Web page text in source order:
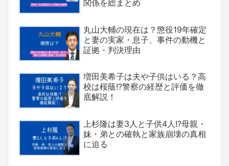
関係を総まとめ
丸山大輔の現在は？懲役19年確定
と妻の実家・息子、事件の動機と
証拠・判決理由
増田美希子は夫や子供はいる？高
校は桜蔭!?警察の経歴と評価を徹
底解説！
上杉隆は妻3人と子供4人!?母親・
妹・弟との確執と家族崩壊の真相
に迫る